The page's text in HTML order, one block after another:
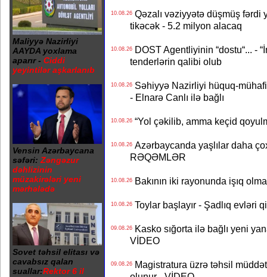
Maliyyə Nazirliyi
AAYDA yoxlama
aparır - Ciddi
yeyintilər aşkarlanıb
Vensin Azərbaycana
səfəri: Zəngəzur
dəhlizinin
müzakirələri yeni
mərhələdə
Sovet təhsil elitası və
cavabsız qalan
suallar:Rektor 6 il
10.08.26Qəzalı vəziyyətə düşmüş fərdi
tikəcək - 5.2 milyon alacaq
10.08.26DOST Agentliyinin “dostu“... -
tenderlərin qalibi olub
10.08.26Səhiyyə Nazirliyi hüquq-
- Elnarə Canlı ilə bağlı
10.08.26“Yol çəkilib, amma keçid
10.08.26Azərbaycanda yaşlılar daha
RƏQƏMLƏR
10.08.26Bakının iki rayonunda işıq
10.08.26Toylar başlayır - Şadlıq evləri
09.08.26Kasko sığorta ilə bağlı yeni
VİDEO
09.08.26Magistratura üzrə təhsil